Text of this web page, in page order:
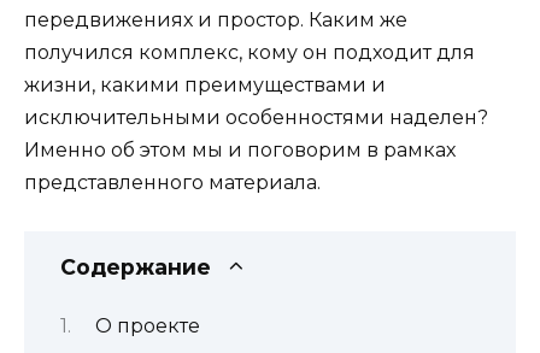
передвижениях и простор. Каким же
получился комплекс, кому он подходит для
жизни, какими преимуществами и
исключительными особенностями наделен?
Именно об этом мы и поговорим в рамках
представленного материала.
Содержание
О проекте